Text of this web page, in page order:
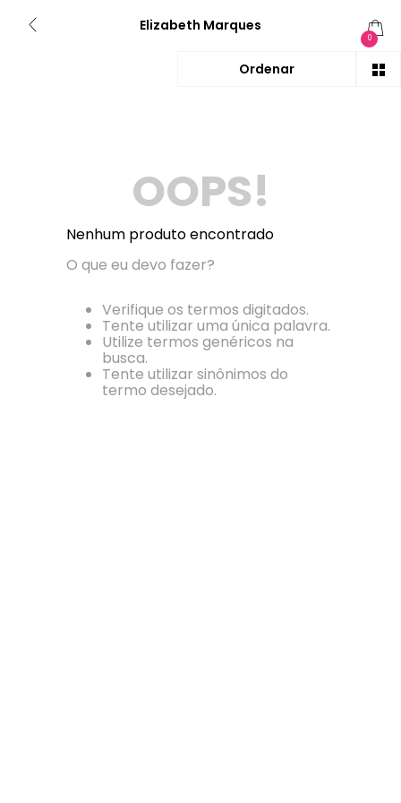
Elizabeth Marques
0
OOPS!
Nenhum produto encontrado
O que eu devo fazer?
Verifique os termos digitados.
Tente utilizar uma única palavra.
Utilize termos genéricos na
busca.
Tente utilizar sinônimos do
termo desejado.